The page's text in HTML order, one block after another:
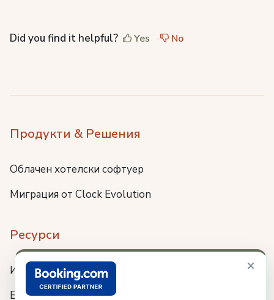
×
Did you find it helpful? Yes No
Продукти & Решения
Облачен хотелски софтуер
Миграция от Clock Evolution
Ресурси
Интеграции
Блог